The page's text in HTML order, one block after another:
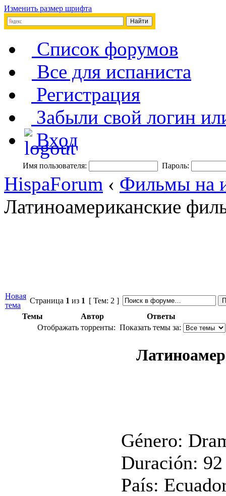
Изменить размер шрифта
Список форумов
Все для испаниста
Регистрация
Забыли свой логин
Вход
Имя пользователя: Пароль:
HispaForum ‹ Фильмы на
Латиноамериканские
Новая
тема
Страница 1 из 1 [ Тем: 2 ]
Темы
Автор
Ответы
Отображать торренты: Показать темы за:
Género:
Duración:
País: